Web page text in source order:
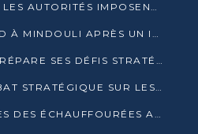
PRIX DU GAZ BUTANE : LES AUTORITÉS IMPOSENT LE RESPECT DES PRIX RÉGLEMENTÉS
POOL : LA VIE REPREND À MINDOULI APRÈS UN INCIDENT ARMÉ SUR LA RN1
LE PORT AUTONOME PRÉPARE SES DÉFIS STRATÉGIQUES DE 2026
L’ARPCE LANCE LE DÉBAT STRATÉGIQUE SUR LES DONNÉES, L’IA ET LA FINANCE NUMÉRIQUE AU CONGO
POOL : TENSIONS APRÈS DES ÉCHAUFFOURÉES ARMÉES ENTRE DGSP ET EX-MILICIENS NINJA